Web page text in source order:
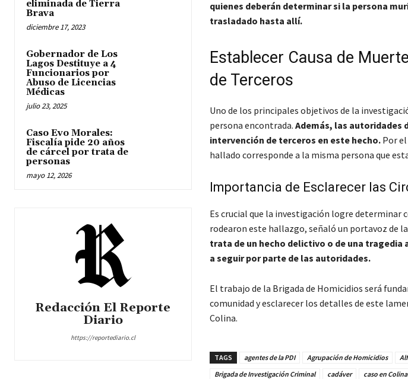
eliminada de Tierra
Brava
diciembre 17, 2023
Gobernador de Los
Lagos Destituye a 4
Funcionarios por
Abuso de Licencias
Médicas
julio 23, 2025
Caso Evo Morales:
Fiscalía pide 20 años
de cárcel por trata de
personas
mayo 12, 2026
Redacción El Reporte
Diario
https://reportediario.cl
quienes deberán determinar si la persona
trasladado hasta allí.
Establecer Causa de
de Terceros
Uno de los principales objetivos de la
persona encontrada. Además, las autoridades
intervención de terceros en este hecho.Por el
hallado corresponde a la misma persona que
Importancia de Esclarecer las
Es crucial que la investigación logre determinar
rodearon este hallazgo, señaló un portavoz de
trata de un hecho delictivo o de una
a seguir por parte de las autoridades.
El trabajo de la Brigada de Homicidios será
comunidad y esclarecer los detalles de este
Colina.
TAGS agentes de la PDI Agrupación de Homicidios
Brigada de Investigación Criminal
cadáver caso en Colina